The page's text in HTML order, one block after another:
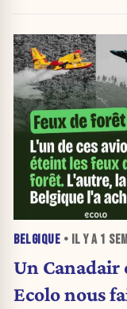
BELGIQUE • IL Y A 1
Un Canadair
Ecolo nous